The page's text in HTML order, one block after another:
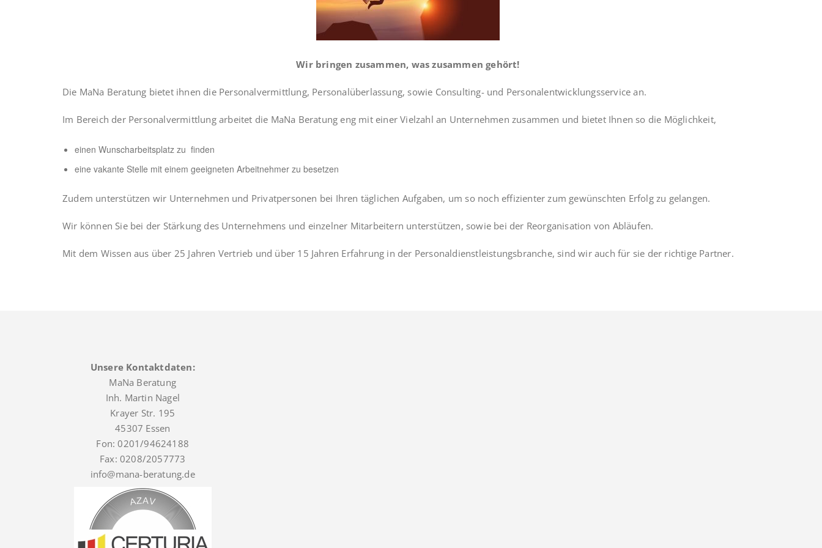
Wir bringen zusammen, was zusammen gehört!
Die MaNa Beratung bietet ihnen die Personalvermittlung, Personalüberlassung, sowie Consulting- und Personalentwicklungsservice an.
Im Bereich der Personalvermittlung arbeitet die MaNa Beratung eng mit einer Vielzahl an Unternehmen zusammen und bietet Ihnen so die Möglichkeit,
einen Wunscharbeitsplatz zu finden
eine vakante Stelle mit einem geeigneten Arbeitnehmer zu besetzen
Zudem unterstützen wir Unternehmen und Privatpersonen bei Ihren täglichen Aufgaben, um so noch effizienter zum gewünschten Erfolg zu gelangen.
Wir können Sie bei der Stärkung des Unternehmens und einzelner Mitarbeitern unterstützen, sowie bei der Reorganisation von Abläufen.
Mit dem Wissen aus über 25 Jahren Vertrieb und über 15 Jahren Erfahrung in der Personaldienstleistungsbranche, sind wir auch für sie der richtige Partner.
Unsere Kontaktdaten:
MaNa Beratung
Inh. Martin Nagel
Krayer Str. 195
45307 Essen
Fon: 0201/94624188
Fax: 0208/2057773
info@mana-beratung.de